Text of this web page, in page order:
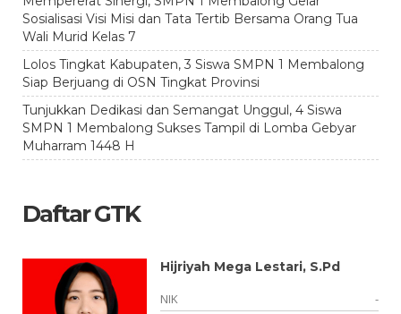
Sosialisasi Visi Misi dan Tata Tertib Bersama Orang Tua
Wali Murid Kelas 7
Lolos Tingkat Kabupaten, 3 Siswa SMPN 1 Membalong
Siap Berjuang di OSN Tingkat Provinsi
Tunjukkan Dedikasi dan Semangat Unggul, 4 Siswa
SMPN 1 Membalong Sukses Tampil di Lomba Gebyar
Muharram 1448 H
Daftar GTK
Hijriyah Mega Lestari, S.Pd
NIK
-